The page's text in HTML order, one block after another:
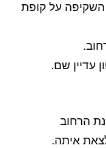
על קופת
עדיין שם.
הרחוב
איתה.